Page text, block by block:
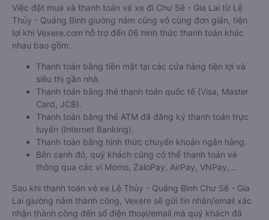
Việc đặt mua và thanh toán vé xe đi Chư Sê - Gia Lai từ Lệ
Thủy - Quảng Bình giường nằm cũng vô cùng đơn giản, tiện
lợi khi Vexere.com hỗ trợ đến 06 hình thức thanh toán khác
nhau bao gồm:
Thanh toán bằng tiền mặt tại các cửa hàng tiện lợi và
siêu thị gần nhà.
Thanh toán bằng thẻ thanh toán quốc tế (Visa, Master
Card, JCB).
Thanh toán bằng thẻ ATM đã đăng ký thanh toán trực
tuyến (Internet Banking).
Thanh toán bằng hình thức chuyển khoản ngân hàng.
Bên cạnh đó, quý khách cũng có thể thanh toán vé
thông qua các ví Momo, ZaloPay, AirPay, VNPay,…
Sau khi thanh toán vé xe Lệ Thủy - Quảng Bình Chư Sê - Gia
Lai giường nằm thành công, Vexere sẽ gửi tin nhắn/email xác
nhận thành công đến số điện thoại/email mà quý khách đã